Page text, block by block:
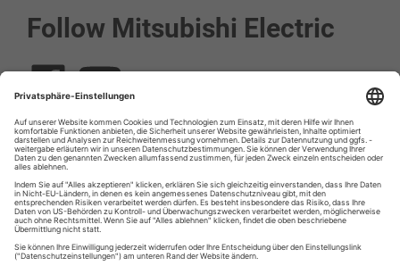
Follow Mitsubishi Electric
Social media approved accounts
© 2026 Mitsubishi Electric Europe B.V.
Impressum